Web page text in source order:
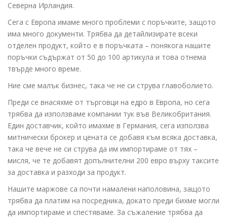
Северна Ирландия.
Сега с Европа имаме много проблеми с поръчките, защото
има много документи. Трябва да детайлизирате всеки
отделен продукт, който е в поръчката – понякога нашите
поръчки съдържат от 50 до 100 артикула и това отнема
твърде много време.
Ние сме малък бизнес, така че не си струва главоболието.
Преди се внасяхме от търговци на едро в Европа, но сега
трябва да използваме компании тук във Великобритания.
Един доставчик, който имахме в Германия, сега използва
митнически брокер и цената се добавя към всяка доставка,
така че вече не си струва да им импортираме от тях –
мисля, че те добавят допълнителни 200 евро върху таксите
за доставка и разходи за продукт.
Нашите маржове са почти намалени наполовина, защото
трябва да платим на посредника, докато преди бихме могли
да импортираме и спестяваме. За съжаление трябва да